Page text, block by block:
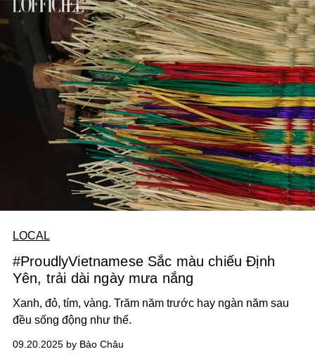
LOCAL
#ProudlyVietnamese Sắc màu chiếu Định
Yên, trải dài ngày mưa nắng
Xanh, đỏ, tím, vàng. Trăm năm trước hay ngàn năm sau
đều sống động như thế.
09.20.2025 by Bảo Châu